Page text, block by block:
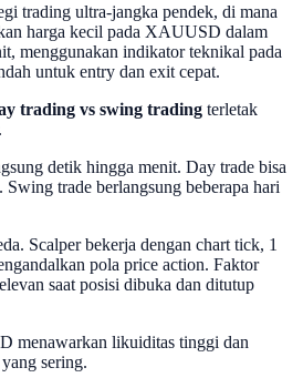
trading ultra-jangka pendek, di mana
harga kecil pada XAUUSD dalam
menggunakan indikator teknikal pada
untuk entry dan exit cepat.
trading vs swing trading terletak
detik hingga menit. Day trade bisa
Swing trade berlangsung beberapa hari
Scalper bekerja dengan chart tick, 1
pola price action. Faktor
saat posisi dibuka dan ditutup
menawarkan likuiditas tinggi dan
sering.